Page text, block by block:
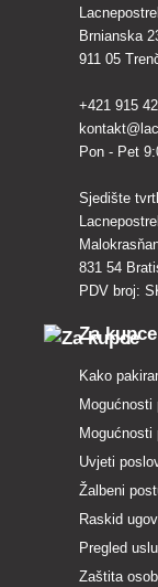
Brnianska
911 05
+421 915
Pon - Pet
Sjedište
831 54
PDV broj:
Za kupce
Kako
Mogućnosti
Mogućnosti
Uvjeti
Žalbeni
Raskid
Pregled
Zaštita